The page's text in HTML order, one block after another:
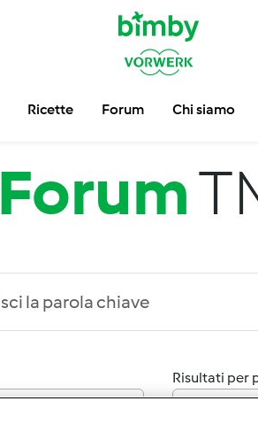
Ricette Forum Chi siamo
Forum
Risultati per